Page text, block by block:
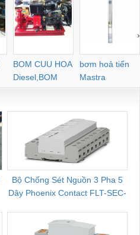
BOM CUU HOA
Diesel,BOM
CHUA CHAY
bơm hoả tiển
Mastra
›
Bộ Chống Sét Nguồn 3 Pha 5
Dây Phoenix Contact FLT-SEC-